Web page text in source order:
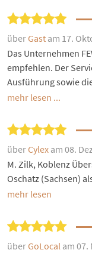
über Gast am 17.
Das Unternehmen
empfehlen. Der
Ausführung sowie
mehr lesen ...
über Cylex am 08.
M. Zilk, Koblenz
Oschatz (Sachsen)
mehr lesen
über GoLocal am 07.